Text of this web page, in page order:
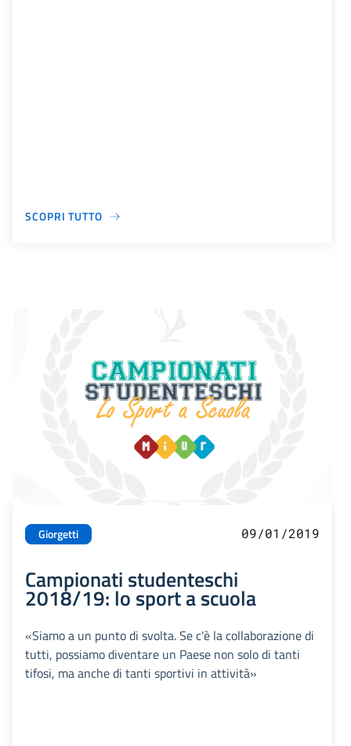
SCOPRI TUTTO
Giorgetti 09/01/2019
Campionati studenteschi
2018/19: lo sport a scuola
«Siamo a un punto di svolta. Se c'è la collaborazione di
tutti, possiamo diventare un Paese non solo di tanti
tifosi, ma anche di tanti sportivi in attività»